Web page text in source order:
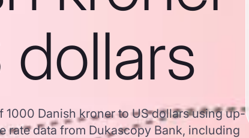
1000 Danish kroner to US dollars using up-
rate data from Dukascopy Bank, including